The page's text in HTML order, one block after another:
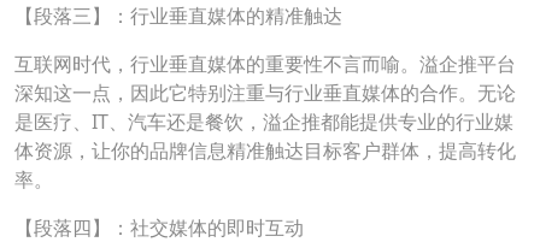
【段落三】：行业垂直媒体的精准触达
互联网时代，行业垂直媒体的重要性不言而喻。溢企推平台
深知这一点，因此它特别注重与行业垂直媒体的合作。无论
是医疗、IT、汽车还是餐饮，溢企推都能提供专业的行业媒
体资源，让你的品牌信息精准触达目标客户群体，提高转化
率。
【段落四】：社交媒体的即时互动